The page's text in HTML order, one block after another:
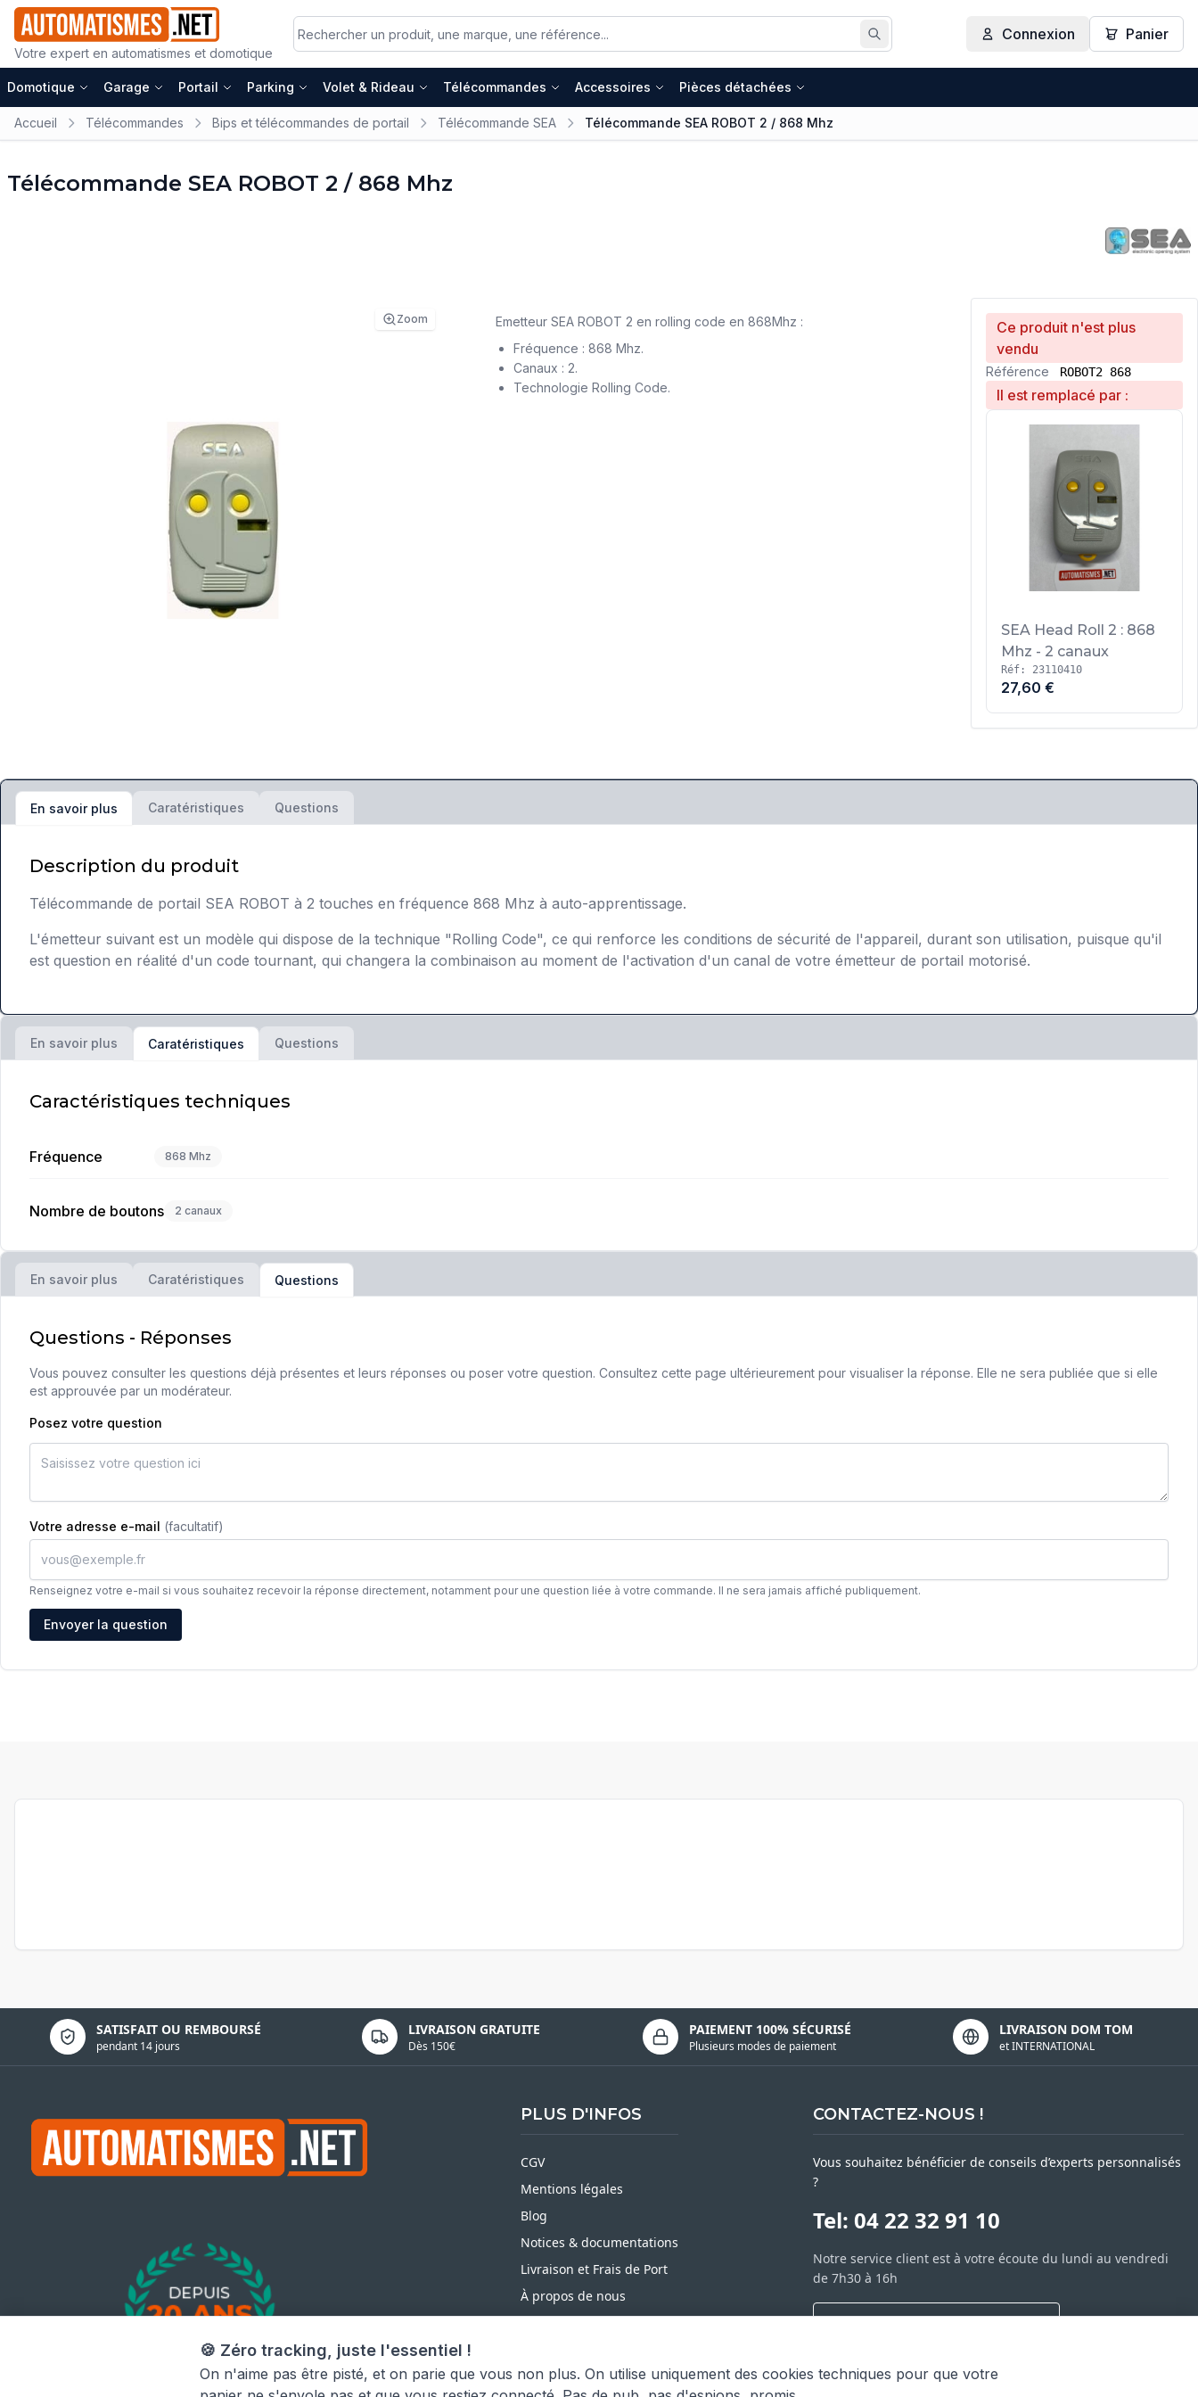
Votre expert en automatismes et domotique
Rechercher
Connexion Panier
Domotique Garage Portail Parking Volet & Rideau Télécommandes Accessoires Pièces détachées
Accueil Télécommandes Bips et télécommandes de portail Télécommande SEA Télécommande SEA ROBOT 2 / 868 Mhz
🍪 Zéro tracking, juste l'essentiel !
On n'aime pas être pisté, et on parie que vous non plus. On utilise uniquement des cookies techniques pour que votre
Télécommande SEA ROBOT 2 / 868 Mhz
Zoom
Ce produit n'est plus
vendu
Référence ROBOT2 868
Il est remplacé par :
SEA Head Roll 2 : 868
Mhz - 2 canaux
Réf: 23110410
27,60 €
Emetteur SEA ROBOT 2 en rolling code en 868Mhz :
Fréquence : 868 Mhz.
Canaux : 2.
Technologie Rolling Code.
En savoir plus Caratéristiques Questions
Description du produit
Télécommande de portail SEA ROBOT à 2 touches en fréquence 868 Mhz à auto-apprentissage.
L'émetteur suivant est un modèle qui dispose de la technique "Rolling Code", ce qui renforce les conditions de sécurité de l'appareil, durant son utilisation, puisque qu'il
est question en réalité d'un code tournant, qui changera la combinaison au moment de l'activation d'un canal de votre émetteur de portail motorisé.
En savoir plus Caratéristiques Questions
Caractéristiques techniques
Fréquence 868 Mhz
Nombre de boutons 2 canaux
En savoir plus Caratéristiques Questions
Questions - Réponses
Vous pouvez consulter les questions déjà présentes et leurs réponses ou poser votre question. Consultez cette page ultérieurement pour visualiser la réponse. Elle ne sera publiée que si elle
est approuvée par un modérateur.
Posez votre question
Votre adresse e-mail (facultatif)
Renseignez votre e-mail si vous souhaitez recevoir la réponse directement, notamment pour une question liée à votre commande. Il ne sera jamais affiché publiquement.
Adresse e-mail
Envoyer la question
SATISFAIT OU REMBOURSÉ
pendant 14 jours
Politique de confidentialité LIVRAISON GRATUITE
Dès 150€
PAIEMENT 100% SÉCURISÉ
Plusieurs modes de paiement
LIVRAISON DOM TOM
et INTERNATIONAL
PLUS D'INFOS
CGV
Mentions légales
Blog
Notices & documentations
Livraison et Frais de Port
À propos de nous
Satisfait ou Remboursé
CONTACTEZ-NOUS !
Vous souhaitez bénéficier de conseils d’experts personnalisés
?
Tel: 04 22 32 91 10
Notre service client est à votre écoute du lundi au vendredi
de 7h30 à 16h
NOUS CONTACTER PAR MESSAGE
SARL ASP06